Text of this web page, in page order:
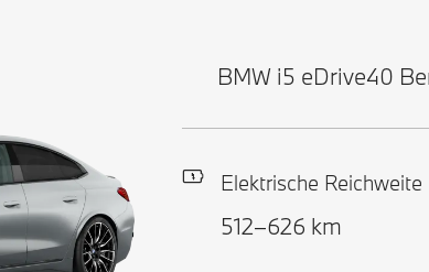
BMW i5 eDrive40
Elektrische Reichweite
512–626 km